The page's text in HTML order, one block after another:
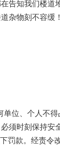
告知我们楼
杂物刻不容缓！
单位、个人不
须时刻保持安
罚款。经责令